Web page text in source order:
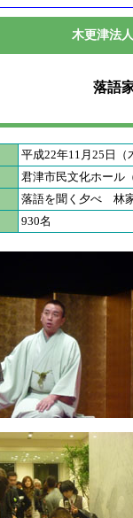
木更津法
落語
平成22年11月25日（
君津市民文化ホール
落語を聞く夕べ 林
930名